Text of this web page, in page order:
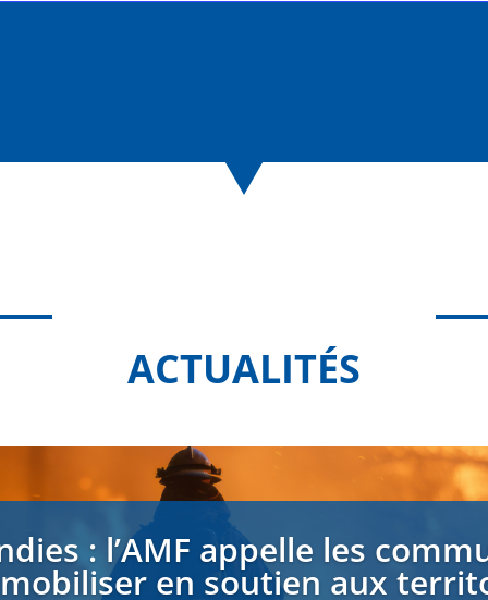
ACTUALITÉS
: l’AMF appelle les
en soutien aux